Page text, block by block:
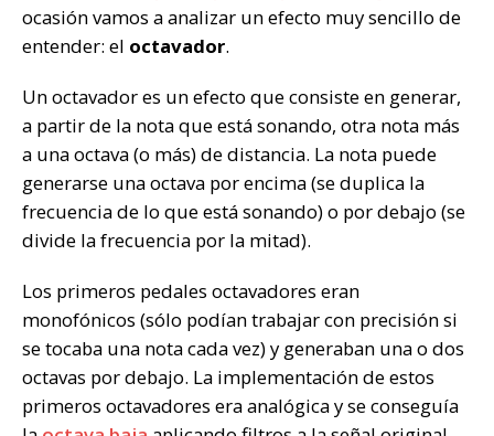
ocasión vamos a analizar un efecto muy sencillo de
entender: el octavador.
Un octavador es un efecto que consiste en generar,
a partir de la nota que está sonando, otra nota más
a una octava (o más) de distancia. La nota puede
generarse una octava por encima (se duplica la
frecuencia de lo que está sonando) o por debajo (se
divide la frecuencia por la mitad).
Los primeros pedales octavadores eran
monofónicos (sólo podían trabajar con precisión si
se tocaba una nota cada vez) y generaban una o dos
octavas por debajo. La implementación de estos
primeros octavadores era analógica y se conseguía